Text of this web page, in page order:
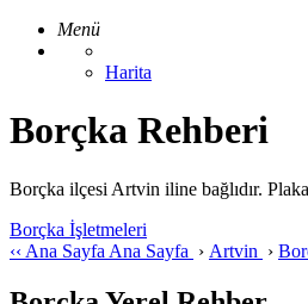
Menü
Harita
Borçka Rehberi
Borçka ilçesi Artvin iline bağlıdır.
Borçka İşletmeleri
‹‹ Ana Sayfa Ana Sayfa › Artvin ›